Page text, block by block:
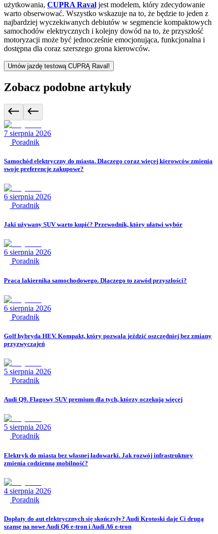
użytkowania, CUPRA Raval jest modelem, który zdecydowanie
warto obserwować. Wszystko wskazuje na to, że będzie to jeden z
najbardziej wyczekiwanych debiutów w segmencie kompaktowych
samochodów elektrycznych i kolejny dowód na to, że przyszłość
motoryzacji może być jednocześnie emocjonująca, funkcjonalna i
dostępna dla coraz szerszego grona kierowców.
Umów jazdę testową CUPRĄ Raval!
Zobacz podobne artykuły
7 sierpnia 2026
Poradnik
Samochód elektryczny do miasta. Dlaczego coraz więcej kierowców zmienia
swoje preferencje zakupowe?
6 sierpnia 2026
Poradnik
Jaki używany SUV warto kupić? Przewodnik, który ułatwi wybór
6 sierpnia 2026
Poradnik
Praca lakiernika samochodowego. Dlaczego to zawód przyszłości?
6 sierpnia 2026
Poradnik
Golf hybryda HEV. Kompakt, który pozwala jeździć oszczędniej bez zmiany
przyzwyczajeń
5 sierpnia 2026
Poradnik
Audi Q9. Flagowy SUV premium dla tych, którzy oczekują więcej
5 sierpnia 2026
Poradnik
Elektryk do miasta bez własnej ładowarki. Jak rozwój infrastruktury
zmienia codzienną mobilność?
4 sierpnia 2026
Poradnik
Dopłaty do aut elektrycznych się skończyły? Audi Krotoski daje Ci drugą
szansę na nowe Audi Q6 e-tron i Audi A6 e-tron